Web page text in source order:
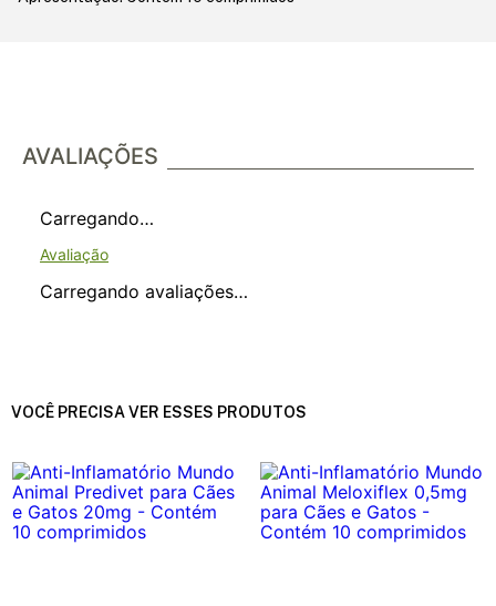
AVALIAÇÕES
Carregando…
Carregando avaliações…
VOCÊ PRECISA VER ESSES PRODUTOS